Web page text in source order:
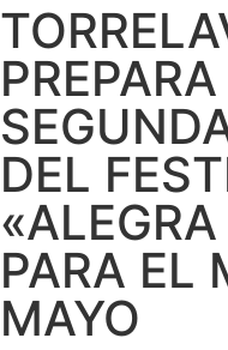
DEL
PARA EL
MAYO